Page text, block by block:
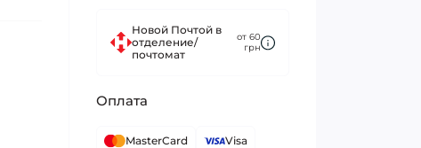
Новой Почтой в
отделение/
почтомат
от 60
грн
Оплата
MasterCard Visa